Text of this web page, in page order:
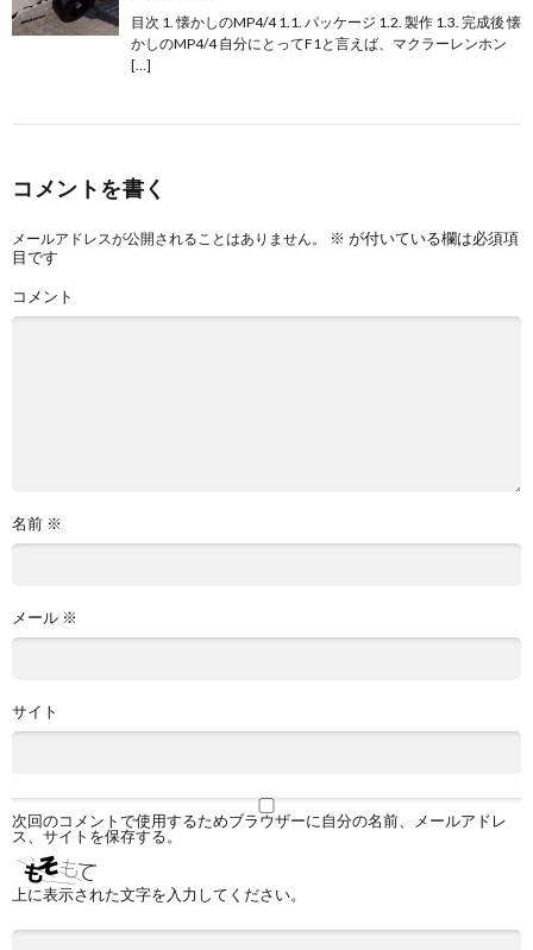
目次 1. 懐かしのMP4/4 1.1. パッケージ 1.2. 製作 1.3. 完成後 懐
かしのMP4/4 自分にとってF1と言えば、マクラーレンホン
[…]
コメントを書く
メールアドレスが公開されることはありません。 ※ が付いている欄は必須項
目です
コメント
名前 ※
メール ※
サイト
次回のコメントで使用するためブラウザーに自分の名前、メールアドレ
ス、サイトを保存する。
上に表示された文字を入力してください。